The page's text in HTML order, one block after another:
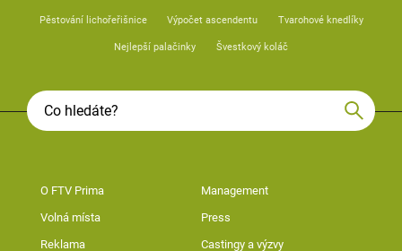
Pěstování lichořeřišnice Výpočet ascendentu Tvarohové knedlíky
Nejlepší palačinky Švestkový koláč
O FTV Prima Management
Volná místa Press
Reklama Castingy a výzvy